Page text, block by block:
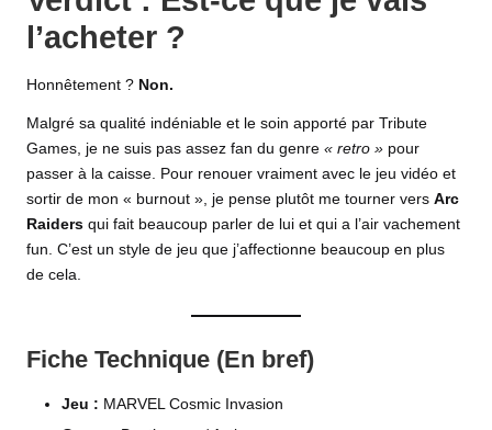
l’acheter ?
Honnêtement ? Non.
Malgré sa qualité indéniable et le soin apporté par Tribute
Games, je ne suis pas assez fan du genre « retro » pour
passer à la caisse. Pour renouer vraiment avec le jeu vidéo et
sortir de mon « burnout », je pense plutôt me tourner vers Arc
Raiders qui fait beaucoup parler de lui et qui a l’air vachement
fun. C’est un style de jeu que j’affectionne beaucoup en plus
de cela.
Fiche Technique (En bref)
Jeu : MARVEL Cosmic Invasion